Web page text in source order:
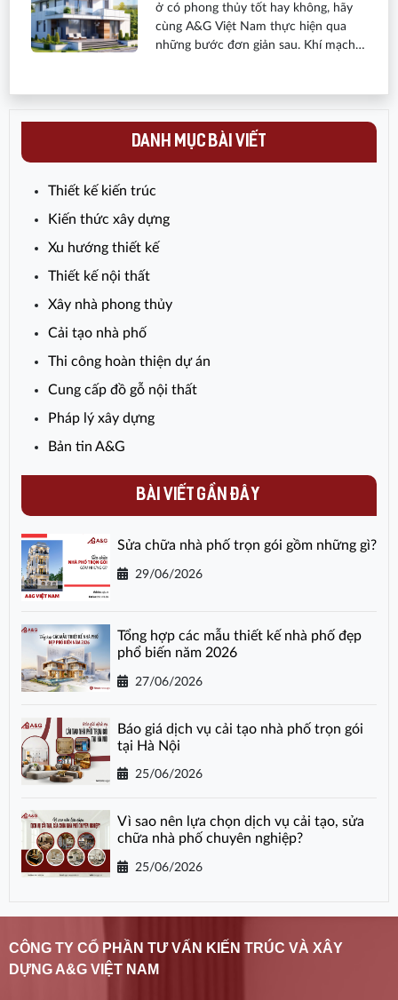
ở có phong thủy tốt hay không, hãy
cùng A&G Việt Nam thực hiện qua
những bước đơn giản sau. Khí mạch
chọn đất làm nhà hợp phong thủy?
Hãy áp dụng 7 cách sau để biết ngôi
DANH MỤC BÀI VIẾT
Thiết kế kiến trúc
Kiến thức xây dựng
Xu hướng thiết kế
Thiết kế nội thất
Xây nhà phong thủy
Cải tạo nhà phố
Thi công hoàn thiện dự án
Cung cấp đồ gỗ nội thất
Pháp lý xây dựng
Bản tin A&G
BÀI VIẾT GẦN ĐÂY
Sửa chữa nhà phố trọn gói gồm những gì?
29/06/2026
Tổng hợp các mẫu thiết kế nhà phố đẹp
phổ biến năm 2026
27/06/2026
Báo giá dịch vụ cải tạo nhà phố trọn gói
tại Hà Nội
25/06/2026
Vì sao nên lựa chọn dịch vụ cải tạo, sửa
chữa nhà phố chuyên nghiệp?
25/06/2026
CÔNG TY CỔ PHẦN TƯ VẤN KIẾN TRÚC VÀ XÂY
DỰNG A&G VIỆT NAM